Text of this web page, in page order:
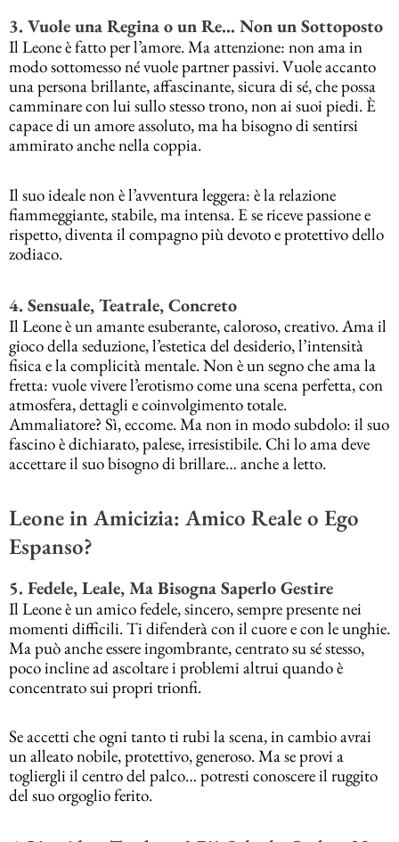
3. Vuole una Regina o un Re… Non un Sottoposto
Il Leone è fatto per l’amore. Ma attenzione: non ama in
modo sottomesso né vuole partner passivi. Vuole accanto
una persona brillante, affascinante, sicura di sé, che possa
camminare con lui sullo stesso trono, non ai suoi piedi. È
capace di un amore assoluto, ma ha bisogno di sentirsi
ammirato anche nella coppia.
Il suo ideale non è l’avventura leggera: è la relazione
fiammeggiante, stabile, ma intensa. E se riceve passione e
rispetto, diventa il compagno più devoto e protettivo dello
zodiaco.
4. Sensuale, Teatrale, Concreto
Il Leone è un amante esuberante, caloroso, creativo. Ama il
gioco della seduzione, l’estetica del desiderio, l’intensità
fisica e la complicità mentale. Non è un segno che ama la
fretta: vuole vivere l’erotismo come una scena perfetta, con
atmosfera, dettagli e coinvolgimento totale.
Ammaliatore? Sì, eccome. Ma non in modo subdolo: il suo
fascino è dichiarato, palese, irresistibile. Chi lo ama deve
accettare il suo bisogno di brillare… anche a letto.
Leone in Amicizia: Amico Reale o Ego
Espanso?
5. Fedele, Leale, Ma Bisogna Saperlo Gestire
Il Leone è un amico fedele, sincero, sempre presente nei
momenti difficili. Ti difenderà con il cuore e con le unghie.
Ma può anche essere ingombrante, centrato su sé stesso,
poco incline ad ascoltare i problemi altrui quando è
concentrato sui propri trionfi.
Se accetti che ogni tanto ti rubi la scena, in cambio avrai
un alleato nobile, protettivo, generoso. Ma se provi a
togliergli il centro del palco… potresti conoscere il ruggito
del suo orgoglio ferito.